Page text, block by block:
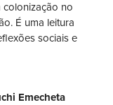
no
É uma leitura
sociais e
Emecheta